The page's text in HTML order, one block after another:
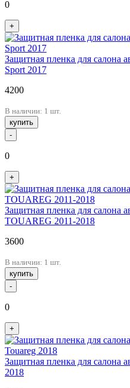
0
+
Защитная пленка для салона
Sport 2017
4200
В наличии: 1 шт.
купить
-
0
+
Защитная пленка для салона
TOUAREG 2011-2018
3600
В наличии: 1 шт.
купить
-
0
+
Защитная пленка для салона
2018